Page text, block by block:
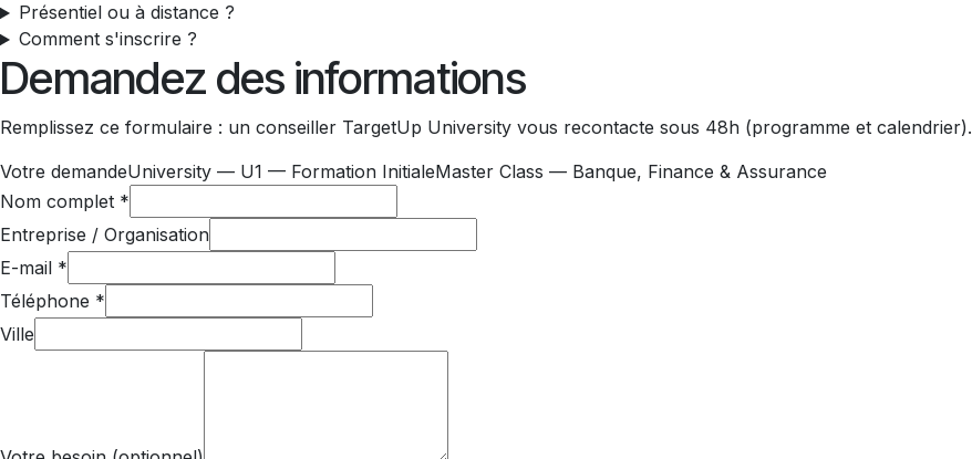
Présentiel ou à distance ?
Comment s'inscrire ?
Demandez des informations
Remplissez ce formulaire : un conseiller TargetUp University vous recontacte sous 48h (programme et calendrier).
Votre demandeUniversity — U1 — Formation InitialeMaster Class — Banque, Finance & Assurance
Nom complet *
Entreprise / Organisation
E-mail *
Téléphone *
Ville